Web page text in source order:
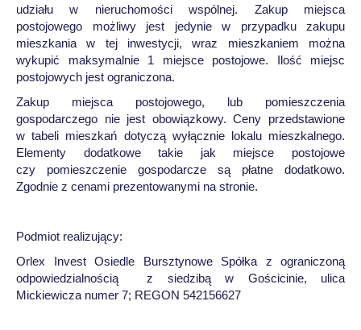
udziału w nieruchomości wspólnej. Zakup miejsca
postojowego możliwy jest jedynie w przypadku zakupu
mieszkania w tej inwestycji, wraz mieszkaniem można
wykupić maksymalnie 1 miejsce postojowe. Ilość miejsc
postojowych jest ograniczona.
Zakup miejsca postojowego, lub pomieszczenia
gospodarczego nie jest obowiązkowy. Ceny przedstawione
w tabeli mieszkań dotyczą wyłącznie lokalu mieszkalnego.
Elementy dodatkowe takie jak miejsce postojowe
czy pomieszczenie gospodarcze są płatne dodatkowo.
Zgodnie z cenami prezentowanymi na stronie.
Podmiot realizujący:
Orlex Invest Osiedle Bursztynowe Spółka z ograniczoną
odpowiedzialnością z siedzibą w Gościcinie, ulica
Mickiewicza numer 7; REGON 542156627